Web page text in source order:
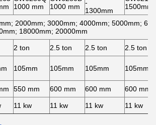
1000 mm
1000 mm
-
1300mm
1500mm
2000mm; 3000mm; 4000mm; 5000mm;
18000mm; 20000mm
2 ton 2.5 ton 2.5 ton
2.5 ton
105mm 105mm 105mm 105mm
550 mm 600 mm 600 mm
600 mm
11 kw 11 kw 11 kw 11 kw